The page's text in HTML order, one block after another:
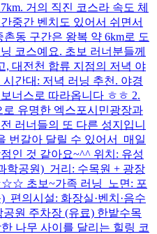
거의 직진 코스라 속도 체
중간 벤치도 있어서 쉬면서
동 구간은 왕복 약 6km로 도
코스예요. 초보 러너분들께
, 대전천 합류 지점의 저녁 야
간대: 저녁 러닝 추천. 야경
너스로 따라옵니다 ㅎㅎ 2.
유명한 엑스포시민광장과
러너들의 또 다른 성지입니
번갈아 달릴 수 있어서 매일
인 것 같아요~^^ 위치: 유성
학공원) 거리: 수목원 + 광장
초보~가족 러닝 노면: 포
편의시설: 화장실·벤치·음수
원 주차장 (유료) 한밭수목
나무 사이를 달리는 힐링 코